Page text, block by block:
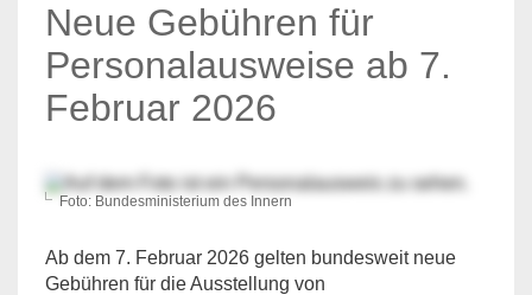
Neue Gebühren für
Personalausweise ab 7.
Februar 2026
Foto: Bundesministerium des Innern
Ab dem 7. Februar 2026 gelten bundesweit neue
Gebühren für die Ausstellung von